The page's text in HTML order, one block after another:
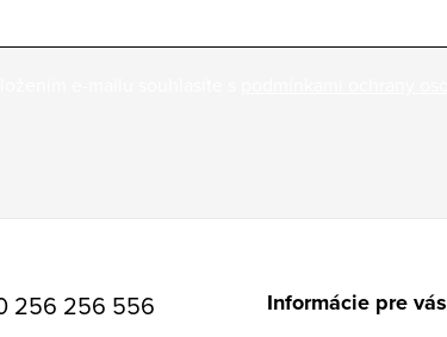
256 256 556
Informácie pre vás